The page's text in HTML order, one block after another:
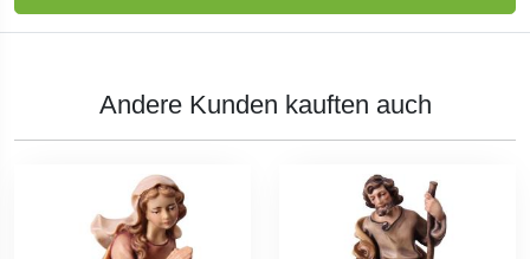
Andere Kunden kauften auch